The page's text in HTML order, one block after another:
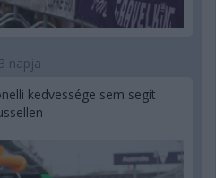
3 napja
kedvessége sem segít